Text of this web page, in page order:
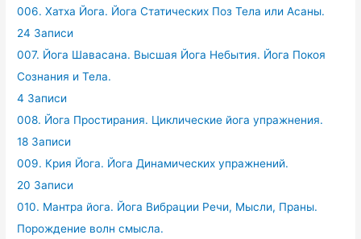
006. Хатха Йога. Йога Статических Поз Тела или Асаны.
24 Записи
007. Йога Шавасана. Высшая Йога Небытия. Йога Покоя
Сознания и Тела.
4 Записи
008. Йога Простирания. Циклические йога упражнения.
18 Записи
009. Крия Йога. Йога Динамических упражнений.
20 Записи
010. Мантра йога. Йога Вибрации Речи, Мысли, Праны.
Порождение волн смысла.